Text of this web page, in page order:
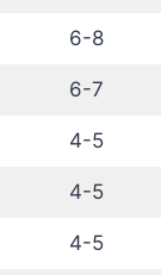
6-8
6-7
4-5
4-5
4-5